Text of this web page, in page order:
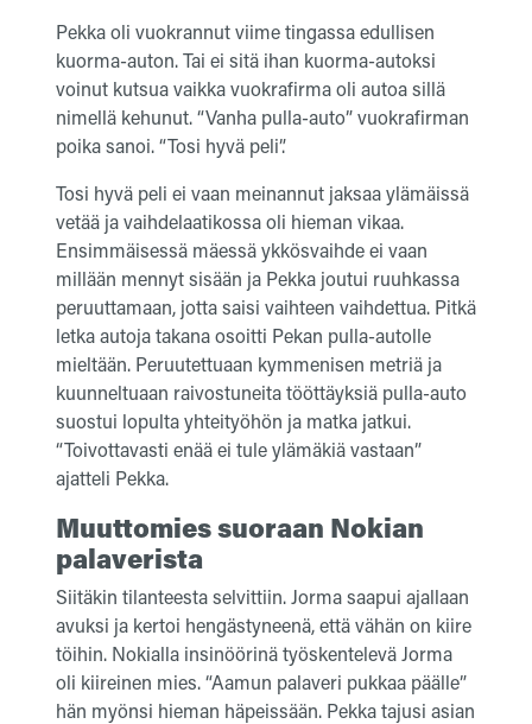
Pekka oli vuokrannut viime tingassa edullisen
kuorma-auton. Tai ei sitä ihan kuorma-autoksi
voinut kutsua vaikka vuokrafirma oli autoa sillä
nimellä kehunut. “Vanha pulla-auto” vuokrafirman
poika sanoi. “Tosi hyvä peli”.
Tosi hyvä peli ei vaan meinannut jaksaa ylämäissä
vetää ja vaihdelaatikossa oli hieman vikaa.
Ensimmäisessä mäessä ykkösvaihde ei vaan
millään mennyt sisään ja Pekka joutui ruuhkassa
peruuttamaan, jotta saisi vaihteen vaihdettua. Pitkä
letka autoja takana osoitti Pekan pulla-autolle
mieltään. Peruutettuaan kymmenisen metriä ja
kuunneltuaan raivostuneita tööttäyksiä pulla-auto
suostui lopulta yhteityöhön ja matka jatkui.
“Toivottavasti enää ei tule ylämäkiä vastaan”
ajatteli Pekka.
Muuttomies suoraan Nokian
palaverista
Siitäkin tilanteesta selvittiin. Jorma saapui ajallaan
avuksi ja kertoi hengästyneenä, että vähän on kiire
töihin. Nokialla insinöörinä työskentelevä Jorma
oli kiireinen mies. “Aamun palaveri pukkaa päälle”
hän myönsi hieman häpeissään. Pekka tajusi asian